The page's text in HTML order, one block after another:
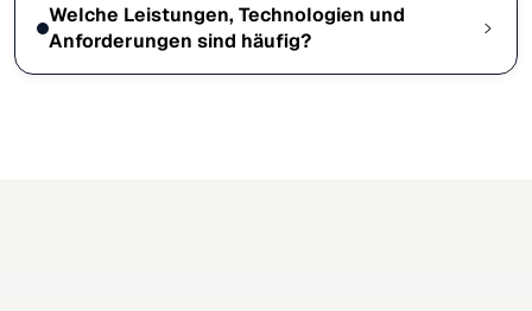
Welche Leistungen, Technologien und
Anforderungen sind häufig?